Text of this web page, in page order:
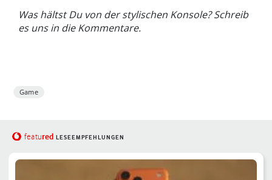
Was hältst Du von der stylischen Konsole? Schreib
es uns in die Kommentare.
Game
featured LESEEMPFEHLUNGEN